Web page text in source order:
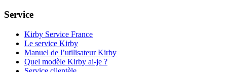
Service
Kirby Service France
Le service Kirby
Manuel de l’utilisateur Kirby
Quel modèle Kirby ai-je ?